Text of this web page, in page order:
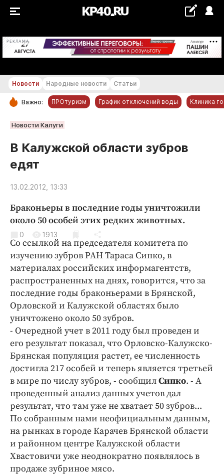
РЕКЛАМА +23...+24 °С
РУБРИКИ
Новости компаний
Статьи
Народные новости
Благоустройство
Криминал
Культура
Недвижимость и ЖКХ
Образование
Общество
Погода
Праздники
Происшествия
Спорт
Экономика и бизнес
ПРОЕКТЫ
Блоги
Издания
Медиаперсона
Интересное чтиво
Клиника года
Новости Народные новости Статьи
Важно: ПРОтуризм График отключений воды Клиника
Новости Калуги
В Калужской области зубров
едят
13.02.2012, 13:33
Браконьеры в последние годы уничтожили
около 50 особей этих редких животных.
0 1913
Со ссылкой на председателя комитета по
изучению зубров РАН Тараса Сипко, в
материалах российских информагентств,
распространенных на днях, говорится, что за
последние годы браконьерами в Брянской,
Орловской и Калужской областях было
уничтожено около 50 зубров.
- Очередной учет в 2011 году был проведен и
его результат показал, что Орловско-Калужско-
Брянская популяция растет, ее численность
достигла 217 особей и теперь является третьей
в мире по числу зубров, - сообщилСипко. - А
проведенный анализ данных учетов дал
результат, что там уже не хватает 50 зубров...
По собранным нами неофициальным данным,
на рынках в городе Карачев Брянской области
и районном центре Калужской области
Хвастовичи уже неоднократно появлялось в
продаже зубриное мясо.